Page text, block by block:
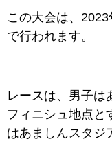
この大会は、2023
で行われます。
レースは、男子は
フィニシュ地点と
はあましんスタジ